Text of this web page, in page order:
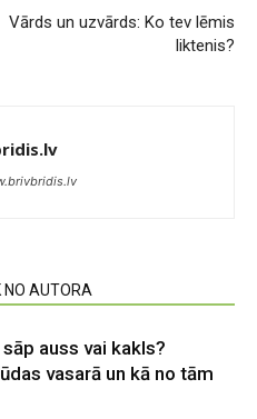
Vārds un uzvārds: Ko tev lēmis
liktenis?
NO AUTORA
auss vai kakls?
vasarā un kā no tām